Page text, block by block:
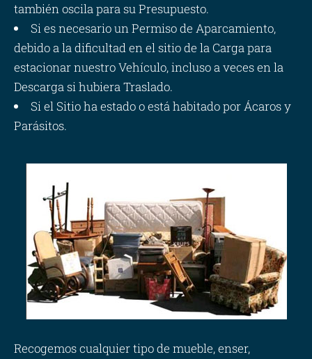
también oscila para su Presupuesto.
Si es necesario un Permiso de Aparcamiento,
debido a la dificultad en el sitio de la Carga para
estacionar nuestro Vehículo, incluso a veces en la
Descarga si hubiera Traslado.
Si el Sitio ha estado o está habitado por Ácaros y
Parásitos.
Recogemos cualquier tipo de mueble, enser,